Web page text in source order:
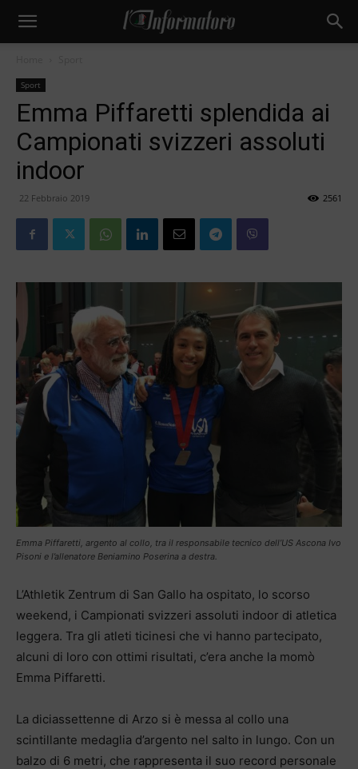
Sport
Emma Piffaretti splendida ai
Campionati svizzeri assoluti
indoor
22 Febbraio 2019 2561
Emma Piffaretti, argento al collo, tra il responsabile tecnico dell’US Ascona Ivo
Pisoni e l’allenatore Beniamino Poserina a destra.
L’Athletik Zentrum di San Gallo ha ospitato, lo scorso
weekend, i Campionati svizzeri assoluti indoor di atletica
leggera. Tra gli atleti ticinesi che vi hanno partecipato,
alcuni di loro con ottimi risultati, c’era anche la momò
Emma Piffaretti.
La diciassettenne di Arzo si è messa al collo una
scintillante medaglia d’argento nel salto in lungo. Con un
balzo di 6 metri, che rappresenta il suo record personale